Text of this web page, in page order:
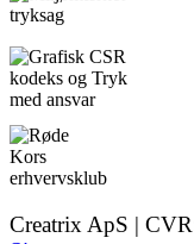
Creatrix ApS |